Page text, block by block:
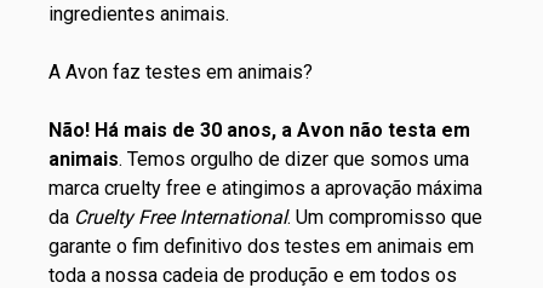
ingredientes animais.
A Avon faz testes em animais?
Não! Há mais de 30 anos, a Avon não testa em
animais. Temos orgulho de dizer que somos uma
marca cruelty free e atingimos a aprovação máxima
da Cruelty Free International. Um compromisso que
garante o fim definitivo dos testes em animais em
toda a nossa cadeia de produção e em todos os